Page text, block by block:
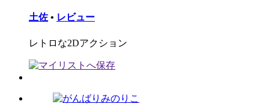
土佐 • レビュー
レトロな2Dアクション